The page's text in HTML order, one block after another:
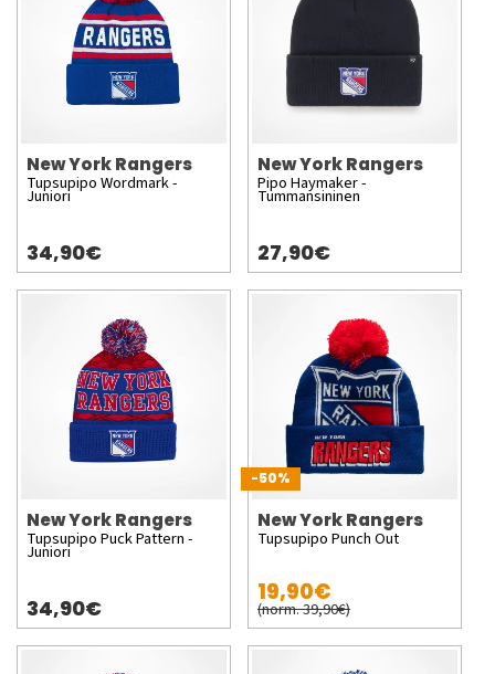
New York Rangers
Tupsupipo Wordmark -
Juniori
34,90€
New York Rangers
Pipo Haymaker -
Tummansininen
27,90€
New York Rangers
Tupsupipo Puck Pattern -
Juniori
34,90€
-50%
New York Rangers
Tupsupipo Punch Out
19,90€
(norm. 39,90€)